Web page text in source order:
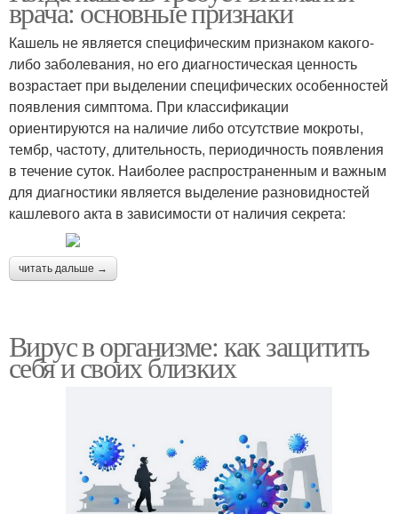
врача: основные признаки
Кашель не является специфическим признаком какого-
либо заболевания, но его диагностическая ценность
возрастает при выделении специфических особенностей
появления симптома. При классификации
ориентируются на наличие либо отсутствие мокроты,
тембр, частоту, длительность, периодичность появления
в течение суток. Наиболее распространенным и важным
для диагностики является выделение разновидностей
кашлевого акта в зависимости от наличия секрета:
читать дальше →
Вирус в организме: как защитить
себя и своих близких